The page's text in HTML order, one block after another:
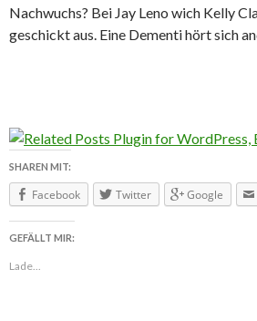
Nachwuchs? Bei Jay Leno wich Kelly
geschickt aus. Eine Dementi hört sich
SHAREN MIT:
Facebook Twitter Google
GEFÄLLT MIR:
Lade...